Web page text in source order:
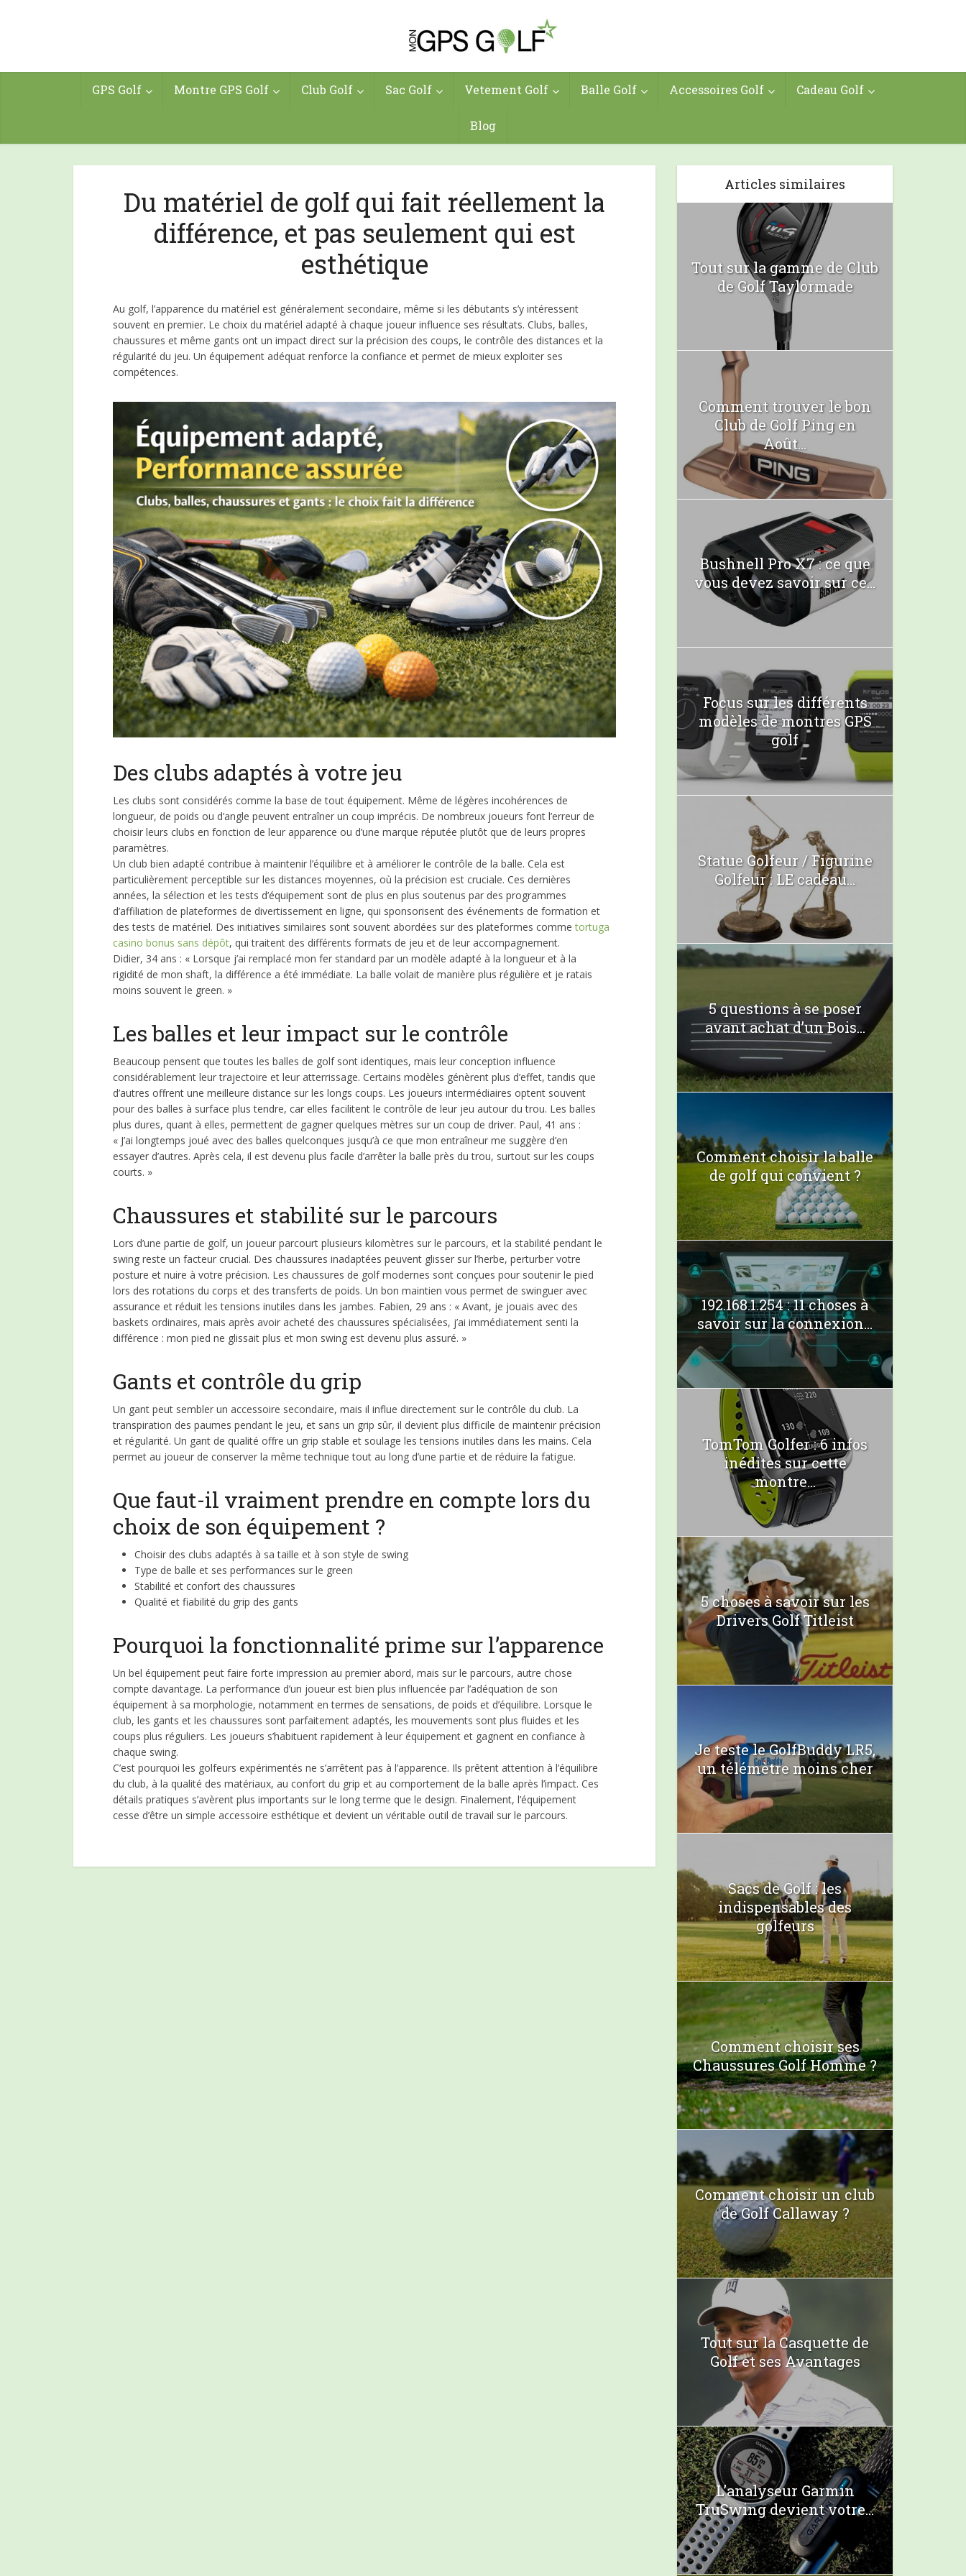
GPS Golf Montre GPS Golf Club Golf Sac Golf Vetement Golf Balle Golf Accessoires Golf Cadeau Golf
Blog
Du matériel de golf qui fait réellement la
différence, et pas seulement qui est
esthétique
Au golf, l’apparence du matériel est généralement secondaire, même si les débutants s’y intéressent
souvent en premier. Le choix du matériel adapté à chaque joueur influence ses résultats. Clubs, balles,
chaussures et même gants ont un impact direct sur la précision des coups, le contrôle des distances et la
régularité du jeu. Un équipement adéquat renforce la confiance et permet de mieux exploiter ses
compétences.
Des clubs adaptés à votre jeu
Les clubs sont considérés comme la base de tout équipement. Même de légères incohérences de
longueur, de poids ou d’angle peuvent entraîner un coup imprécis. De nombreux joueurs font l’erreur de
choisir leurs clubs en fonction de leur apparence ou d’une marque réputée plutôt que de leurs propres
paramètres.
Un club bien adapté contribue à maintenir l’équilibre et à améliorer le contrôle de la balle. Cela est
particulièrement perceptible sur les distances moyennes, où la précision est cruciale. Ces dernières
années, la sélection et les tests d’équipement sont de plus en plus soutenus par des programmes
d’affiliation de plateformes de divertissement en ligne, qui sponsorisent des événements de formation et
des tests de matériel. Des initiatives similaires sont souvent abordées sur des plateformes commetortuga
casino bonus sans dépôt, qui traitent des différents formats de jeu et de leur accompagnement.
Didier, 34 ans : « Lorsque j’ai remplacé mon fer standard par un modèle adapté à la longueur et à la
rigidité de mon shaft, la différence a été immédiate. La balle volait de manière plus régulière et je ratais
moins souvent le green. »
Les balles et leur impact sur le contrôle
Beaucoup pensent que toutes les balles de golf sont identiques, mais leur conception influence
considérablement leur trajectoire et leur atterrissage. Certains modèles génèrent plus d’effet, tandis que
d’autres offrent une meilleure distance sur les longs coups. Les joueurs intermédiaires optent souvent
pour des balles à surface plus tendre, car elles facilitent le contrôle de leur jeu autour du trou. Les balles
plus dures, quant à elles, permettent de gagner quelques mètres sur un coup de driver. Paul, 41 ans :
« J’ai longtemps joué avec des balles quelconques jusqu’à ce que mon entraîneur me suggère d’en
essayer d’autres. Après cela, il est devenu plus facile d’arrêter la balle près du trou, surtout sur les coups
courts. »
Chaussures et stabilité sur le parcours
Lors d’une partie de golf, un joueur parcourt plusieurs kilomètres sur le parcours, et la stabilité pendant le
swing reste un facteur crucial. Des chaussures inadaptées peuvent glisser sur l’herbe, perturber votre
posture et nuire à votre précision. Les chaussures de golf modernes sont conçues pour soutenir le pied
lors des rotations du corps et des transferts de poids. Un bon maintien vous permet de swinguer avec
assurance et réduit les tensions inutiles dans les jambes. Fabien, 29 ans : « Avant, je jouais avec des
baskets ordinaires, mais après avoir acheté des chaussures spécialisées, j’ai immédiatement senti la
différence : mon pied ne glissait plus et mon swing est devenu plus assuré. »
Gants et contrôle du grip
Un gant peut sembler un accessoire secondaire, mais il influe directement sur le contrôle du club. La
transpiration des paumes pendant le jeu, et sans un grip sûr, il devient plus difficile de maintenir précision
et régularité. Un gant de qualité offre un grip stable et soulage les tensions inutiles dans les mains. Cela
permet au joueur de conserver la même technique tout au long d’une partie et de réduire la fatigue.
Que faut-il vraiment prendre en compte lors du
choix de son équipement ?
Choisir des clubs adaptés à sa taille et à son style de swing
Type de balle et ses performances sur le green
Stabilité et confort des chaussures
Qualité et fiabilité du grip des gants
Pourquoi la fonctionnalité prime sur l’apparence
Un bel équipement peut faire forte impression au premier abord, mais sur le parcours, autre chose
compte davantage. La performance d’un joueur est bien plus influencée par l’adéquation de son
équipement à sa morphologie, notamment en termes de sensations, de poids et d’équilibre. Lorsque le
club, les gants et les chaussures sont parfaitement adaptés, les mouvements sont plus fluides et les
coups plus réguliers. Les joueurs s’habituent rapidement à leur équipement et gagnent en confiance à
chaque swing.
C’est pourquoi les golfeurs expérimentés ne s’arrêtent pas à l’apparence. Ils prêtent attention à l’équilibre
du club, à la qualité des matériaux, au confort du grip et au comportement de la balle après l’impact. Ces
détails pratiques s’avèrent plus importants sur le long terme que le design. Finalement, l’équipement
cesse d’être un simple accessoire esthétique et devient un véritable outil de travail sur le parcours.
Articles similaires
Tout sur la gamme de Club
de Golf Taylormade
Comment trouver le bon
Club de Golf Ping en
Août...
Bushnell Pro X7 : ce que
vous devez savoir sur ce...
Focus sur les différents
modèles de montres GPS
golf
Statue Golfeur / Figurine
Golfeur : LE cadeau...
5 questions à se poser
avant achat d’un Bois...
Comment choisir la balle
de golf qui convient ?
192.168.1.254 : 11 choses à
savoir sur la connexion...
TomTom Golfer : 6 infos
inédites sur cette
montre...
5 choses à savoir sur les
Drivers Golf Titleist
Je teste le GolfBuddy LR5,
un télémètre moins cher
Sacs de Golf : les
indispensables des
golfeurs
Comment choisir ses
Chaussures Golf Homme ?
Comment choisir un club
de Golf Callaway ?
Tout sur la Casquette de
Golf et ses Avantages
L’analyseur Garmin
TruSwing devient votre...